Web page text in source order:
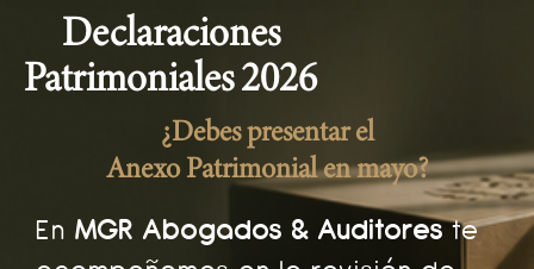
Declaraciones
Patrimoniales 2026
¿Debes presentar el
Anexo Patrimonial en mayo?
En MGR Abogados & Auditoreste